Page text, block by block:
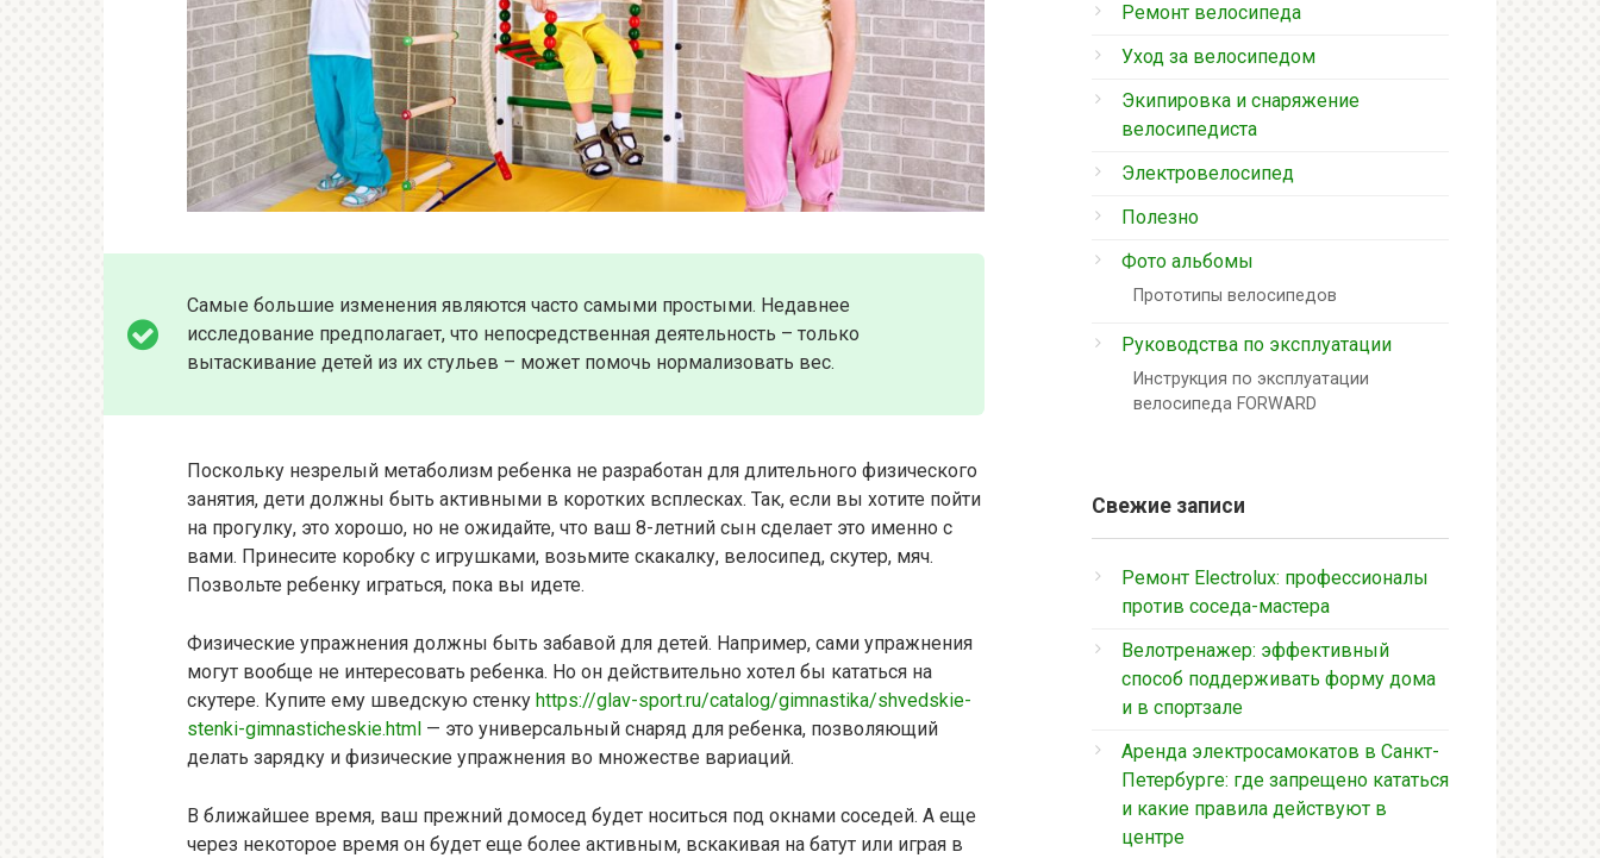
Самые большие изменения являются часто самыми простыми. Недавнее
исследование предполагает, что непосредственная деятельность – только
вытаскивание детей из их стульев – может помочь нормализовать вес.
Поскольку незрелый метаболизм ребенка не разработан для длительного физического
занятия, дети должны быть активными в коротких всплесках. Так, если вы хотите пойти
на прогулку, это хорошо, но не ожидайте, что ваш 8-летний сын сделает это именно с
вами. Принесите коробку с игрушками, возьмите скакалку, велосипед, скутер, мяч.
Позвольте ребенку играться, пока вы идете.
Физические упражнения должны быть забавой для детей. Например, сами упражнения
могут вообще не интересовать ребенка. Но он действительно хотел бы кататься на
скутере. Купите ему шведскую стенку https://glav-sport.ru/catalog/gimnastika/shvedskie-
stenki-gimnasticheskie.html — это универсальный снаряд для ребенка, позволяющий
делать зарядку и физические упражнения во множестве вариаций.
В ближайшее время, ваш прежний домосед будет носиться под окнами соседей. А еще
через некоторое время он будет еще более активным, вскакивая на батут или играя в
Ремонт велосипеда
Уход за велосипедом
Экипировка и снаряжение
велосипедиста
Электровелосипед
Полезно
Фото альбомы
Прототипы велосипедов
Руководства по эксплуатации
Инструкция по эксплуатации
велосипеда FORWARD
Свежие записи
Ремонт Electrolux: профессионалы
против соседа-мастера
Велотренажер: эффективный
способ поддерживать форму дома
и в спортзале
Аренда электросамокатов в Санкт-
Петербурге: где запрещено кататься
и какие правила действуют в
центре